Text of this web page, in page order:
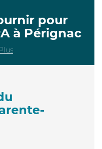
pour
à Pérignac